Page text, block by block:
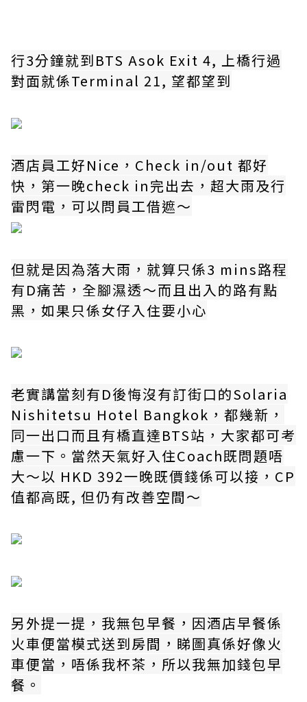
行3分鐘就到BTS Asok Exit 4, 上橋行過
對面就係Terminal 21, 望都望到
酒店員工好Nice，Check in/out 都好
快，第一晚check in完出去，超大雨及行
雷閃電，可以問員工借遮～
但就是因為落大雨，就算只係3 mins路程
有D痛苦，全腳濕透～而且出入的路有點
黑，如果只係女仔入住要小心
老實講當刻有D後悔沒有訂街口的Solaria
Nishitetsu Hotel Bangkok，都幾新，
同一出口而且有橋直達BTS站，大家都可考
慮一下。當然天氣好入住Coach既問題唔
大～以 HKD 392一晚既價錢係可以接，CP
值都高既, 但仍有改善空間～
另外提一提，我無包早餐，因酒店早餐係
火車便當模式送到房間，睇圖真係好像火
車便當，唔係我杯茶，所以我無加錢包早
餐。